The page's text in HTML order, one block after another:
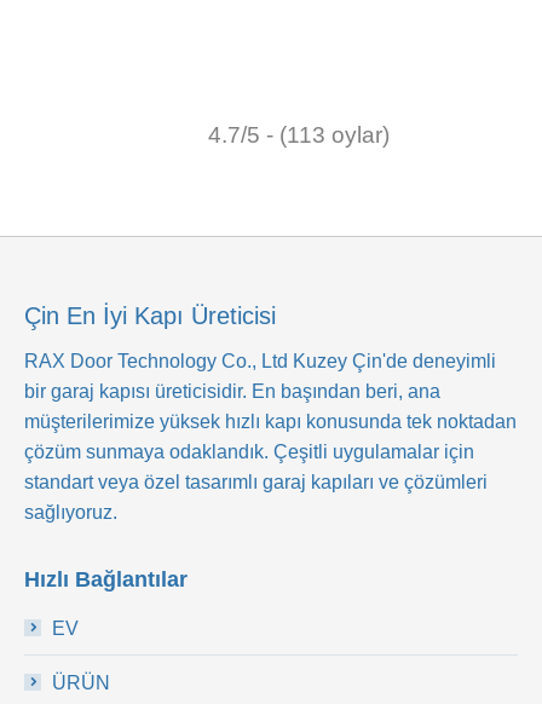
4.7/5 - (113 oylar)
Çin En İyi Kapı Üreticisi
RAX Door Technology Co., Ltd Kuzey Çin'de deneyimli
bir garaj kapısı üreticisidir. En başından beri, ana
müşterilerimize yüksek hızlı kapı konusunda tek noktadan
çözüm sunmaya odaklandık. Çeşitli uygulamalar için
standart veya özel tasarımlı garaj kapıları ve çözümleri
sağlıyoruz.
Hızlı Bağlantılar
EV
ÜRÜN